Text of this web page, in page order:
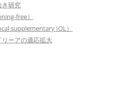
き研究
free）
supplementary IOL）
ーアの適応拡大